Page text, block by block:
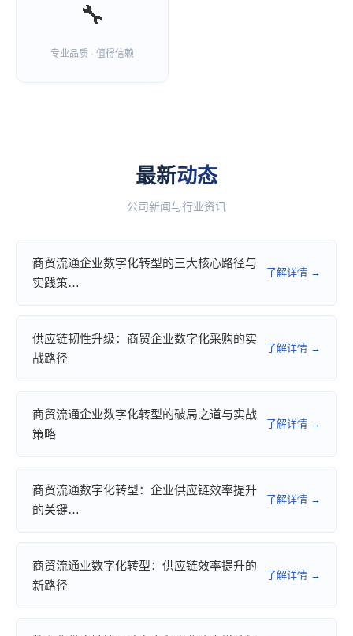
🔧
专业品质 · 值得信赖
最新动态
公司新闻与行业资讯
商贸流通企业数字化转型的三大核心路径与
实践策…
了解详情 →
供应链韧性升级：商贸企业数字化采购的实
战路径
了解详情 →
商贸流通企业数字化转型的破局之道与实战
策略
了解详情 →
商贸流通数字化转型：企业供应链效率提升
的关键…
了解详情 →
商贸流通业数字化转型：供应链效率提升的
新路径
了解详情 →